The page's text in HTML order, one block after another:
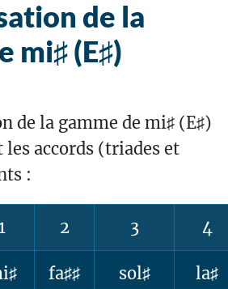
de la
mi♯ (E♯)
de la gamme de mi♯ (E♯)
accords (triades et
:
1 2 3 4
fa♯♯ sol♯ la♯